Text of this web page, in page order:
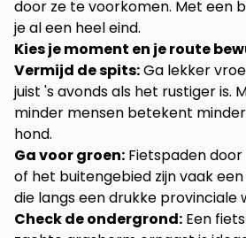
door ze te voorkomen. Met een
je al een heel eind.
Kies je moment en je route
Vermijd de spits:Ga lekker
juist 's avonds als het rustiger is.
minder mensen betekent
hond.
Ga voor groen: Fietspaden
of het buitengebied zijn vaak
die langs een drukke provinciale
Check de ondergrond: Een